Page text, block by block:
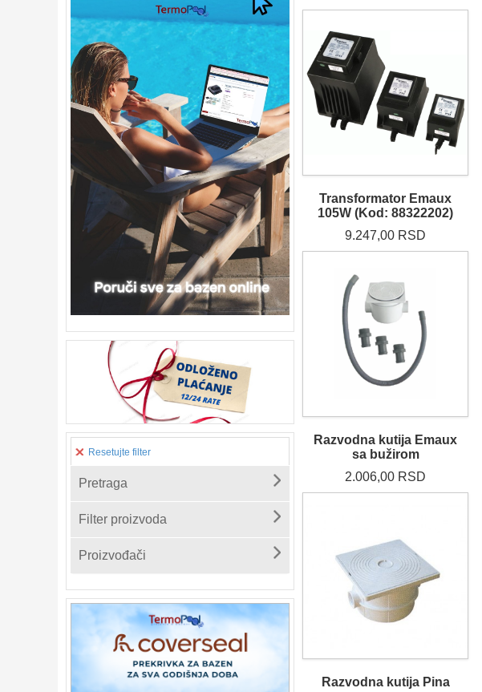
Resetujte filter
Pretraga
Filter proizvoda
Proizvođači
Transformator Emaux
105W (Kod: 88322202)
9.247,00 RSD
Razvodna kutija Emaux
sa bužirom
2.006,00 RSD
Razvodna kutija Pina